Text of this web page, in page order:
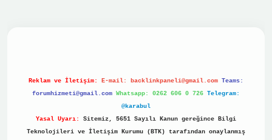
Reklam ve İletişim: E-mail: backlinkpaneli@gmail.com Teams:
forumhizmeti@gmail.com Whatsapp: 0262 606 0 726 Telegram:
@karabul
Yasal Uyarı:
Sitemiz, 5651 Sayılı Kanun gereğince Bilgi
Teknolojileri ve İletişim Kurumu (BTK) tarafından onaylanmış